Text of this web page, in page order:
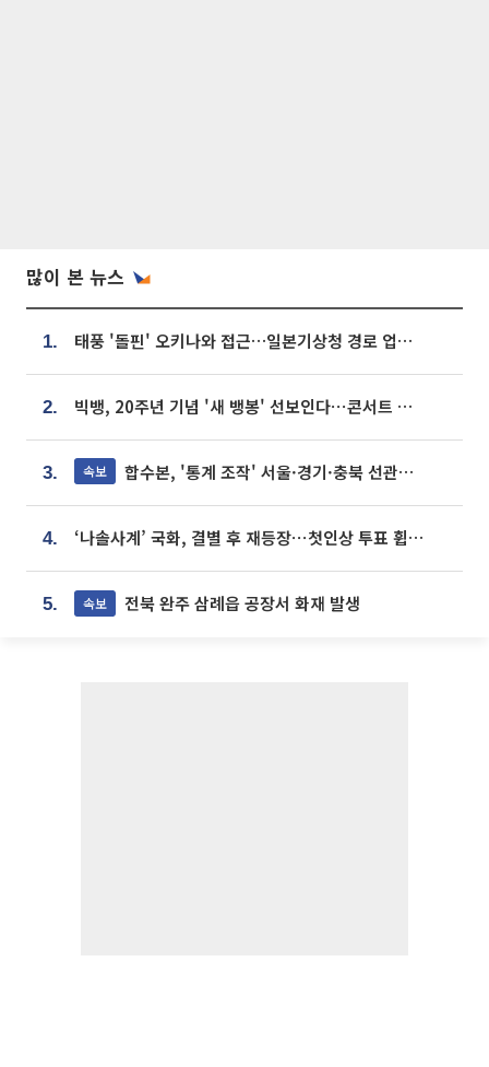
많이 본 뉴스
1. 태풍 '돌핀' 오키나와 접근…일본기상청 경로 업데이트
2. 빅뱅, 20주년 기념 '새 뱅봉' 선보인다⋯콘서트 앞두고 팝업 개최
3. 속보 합수본, '통계 조작' 서울·경기·충북 선관위 등 추가 압수수색
4. ‘나솔사계’ 국화, 결별 후 재등장⋯첫인상 투표 휩쓸고 ‘인기녀’ 등극
5. 속보 전북 완주 삼례읍 공장서 화재 발생